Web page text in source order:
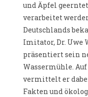
und Äpfel
verarbeitet
Deutschlands
Imitator, Dr. Uwe
präsentiert sein
Wassermühle.
vermittelt er
Fakten und